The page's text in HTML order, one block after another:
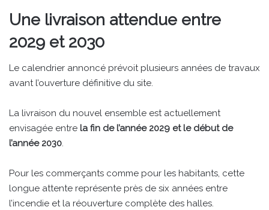
Une livraison attendue entre
2029 et 2030
Le calendrier annoncé prévoit plusieurs années de travaux
avant l’ouverture définitive du site.
La livraison du nouvel ensemble est actuellement
envisagée entre la fin de l’année 2029 et le début de
l’année 2030.
Pour les commerçants comme pour les habitants, cette
longue attente représente près de six années entre
l’incendie et la réouverture complète des halles.